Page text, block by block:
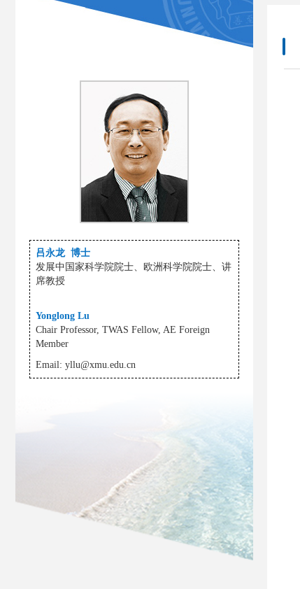
吕永龙 博士
发展中国家科学院院士、欧洲科学院院士、讲
席教授
Yonglong Lu
Chair Professor, TWAS Fellow, AE Foreign
Member
Email: yllu@xmu.edu.cn